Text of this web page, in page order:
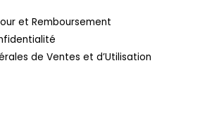
et Remboursement
de Ventes et d’Utilisation